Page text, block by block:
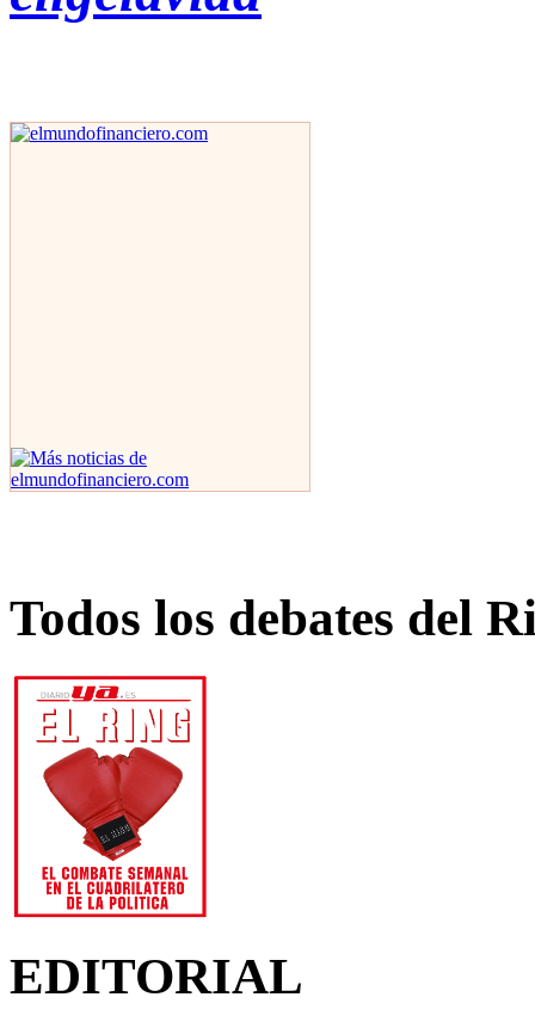
Todos los debates del
EDITORIAL